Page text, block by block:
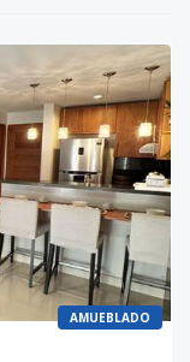
AMUEBLADO